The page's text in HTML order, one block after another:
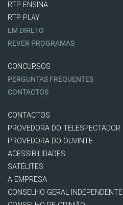
RTP ENSINA
RTP PLAY
EM DIRETO
REVER PROGRAMAS
CONCURSOS
PERGUNTAS FREQUENTES
CONTACTOS
CONTACTOS
PROVEDORA DO TELESPECTADOR
PROVEDORA DO OUVINTE
ACESSIBILIDADES
SATÉLITES
A EMPRESA
CONSELHO GERAL INDEPENDENTE